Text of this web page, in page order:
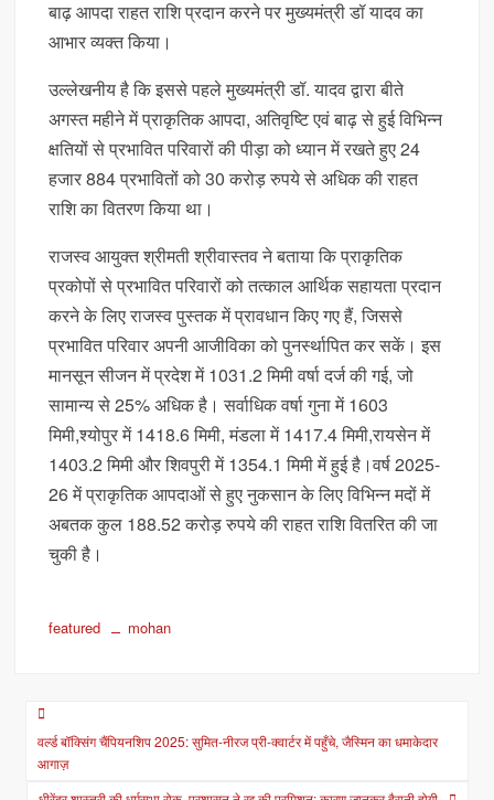
बाढ़ आपदा राहत राशि प्रदान करने पर मुख्यमंत्री डॉ यादव का
आभार व्यक्त किया।
उल्लेखनीय है कि इससे पहले मुख्यमंत्री डॉ. यादव द्वारा बीते
अगस्त महीने में प्राकृतिक आपदा, अतिवृष्टि एवं बाढ़ से हुई विभिन्न
क्षतियों से प्रभावित परिवारों की पीड़ा को ध्यान में रखते हुए 24
हजार 884 प्रभावितों को 30 करोड़ रुपये से अधिक की राहत
राशि का वितरण किया था।
राजस्व आयुक्त श्रीमती श्रीवास्तव ने बताया कि प्राकृतिक
प्रकोपों से प्रभावित परिवारों को तत्काल आर्थिक सहायता प्रदान
करने के लिए राजस्व पुस्तक में प्रावधान किए गए हैं, जिससे
प्रभावित परिवार अपनी आजीविका को पुनर्स्थापित कर सकें। इस
मानसून सीजन में प्रदेश में 1031.2 मिमी वर्षा दर्ज की गई, जो
सामान्य से 25% अधिक है। सर्वाधिक वर्षा गुना में 1603
मिमी,श्योपुर में 1418.6 मिमी, मंडला में 1417.4 मिमी,रायसेन में
1403.2 मिमी और शिवपुरी में 1354.1 मिमी में हुई है।वर्ष 2025-
26 में प्राकृतिक आपदाओं से हुए नुकसान के लिए विभिन्न मदों में
अबतक कुल 188.52 करोड़ रुपये की राहत राशि वितरित की जा
चुकी है।
featured mohan
Post
navigation
वर्ल्ड बॉक्सिंग चैंपियनशिप 2025: सुमित-नीरज प्री-क्वार्टर में पहुँचे, जैस्मिन का धमाकेदार
आगाज़